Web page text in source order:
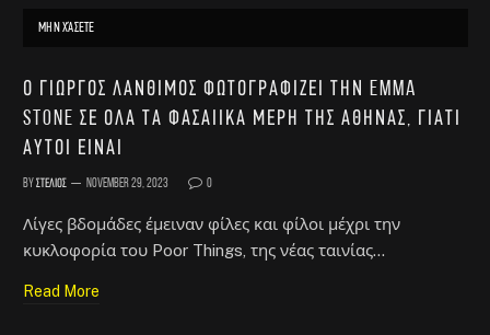
ΜΗΝ ΧΆΣΕΤΕ
Ο Γιώργος Λάνθιμος φωτογραφίζει την Emma
Stone σε όλα τα φασαίικα μέρη της Αθήνας, γιατί
αυτοί είναι
ByΣτέλιος November 29, 2023 0
Λίγες βδομάδες έμειναν φίλες και φίλοι μέχρι την
κυκλοφορία του Poor Things, της νέας ταινίας…
Read More